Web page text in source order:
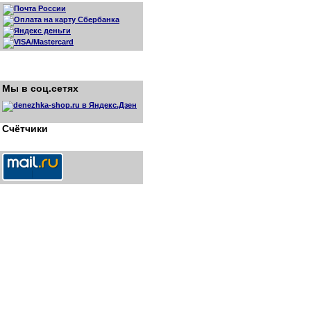
Мы в соц.сетях
Счётчики